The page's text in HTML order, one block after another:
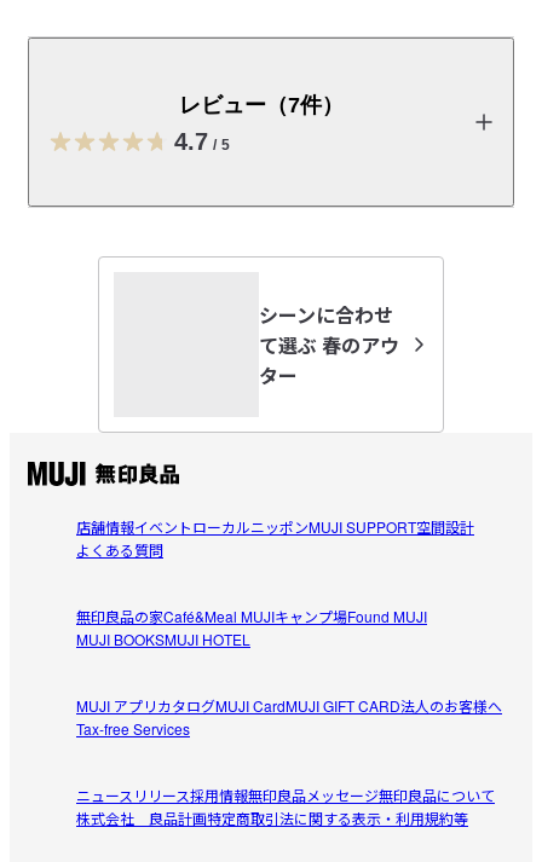
UVカット機能に加え、撥水加工も施した素材です。軽い運動や
フィット感：ゆったりめ
裏地：なし
同素材の「ＵＶカット 撥水ストレッチジョガーパンツ」もおす
受取手段店舗受け取り可・コンビニ受け取り可
レビュー（7件）
4.7 / 5
主人に頼まれたので代弁すると、袖の部分がマジックテー
プになっているのが苦手なので、こちらは生地感といい好
ゆったりと着られるので重宝します。
参考になった（1人）
2026/05/21
レディースのタイプよりメンズタイプの方が良かったので
ョップで購入しました。
軽くて着心地良いですね。
そうです。
パルナス
2026/05/07
着やすい
シーンに合わせ
て選ぶ 春のアウ
ター
店舗情報イベントローカルニッポンMUJI SUPPORT空間設計
よくある質問
無印良品の家Café&Meal MUJIキャンプ場Found MUJI
MUJI BOOKSMUJI HOTEL
MUJI アプリカタログMUJI CardMUJI GIFT CARD法人のお客様へ
Tax-free Services
ニュースリリース採用情報無印良品メッセージ無印良品について
株式会社 良品計画特定商取引法に関する表示・利用規約等